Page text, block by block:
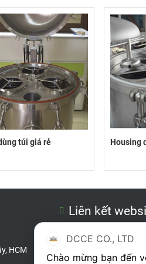
túi giá rẻ Housing
HCM
Liên kết
DCF.vn
DCCE CO., LTD
Chào mừng bạn đến